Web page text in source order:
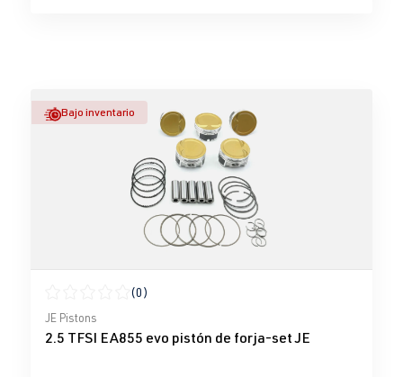
Bajo inventario
Calificación promedio de 0 de 5 estrellas
(0)
JE Pistons
2.5 TFSI EA855 evo pistón de forja-set JE